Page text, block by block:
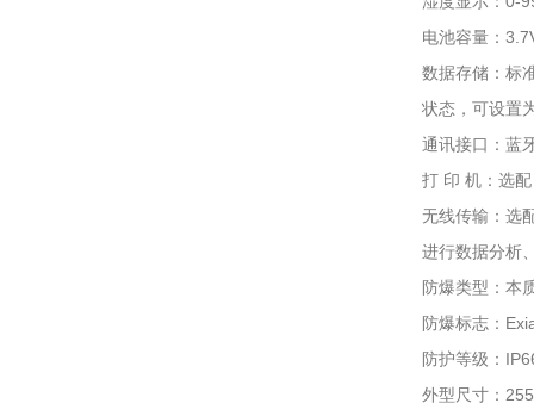
电池容量：
数据存储：标
状态，可设置
通讯接口：蓝
打 印 机：选
无线传输：选
进行数据分析
防爆类型：本
防爆标志：
防护等级：
外型尺寸：